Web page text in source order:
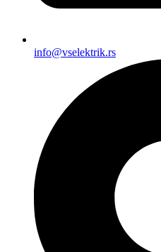
info@vselektrik.rs